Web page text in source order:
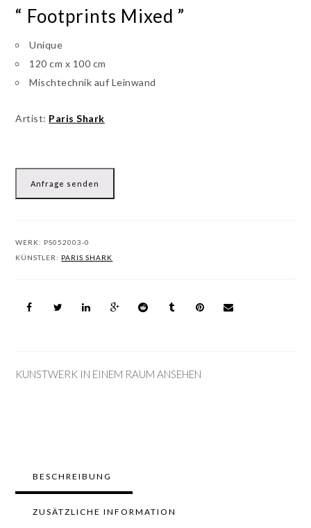
“ Footprints Mixed ”
Unique
120 cm x 100 cm
Mischtechnik auf Leinwand
Artist: Paris Shark
Anfrage senden
WERK: PS052003-0
KÜNSTLER: PARIS SHARK
KUNSTWERK IN EINEM RAUM ANSEHEN
BESCHREIBUNG
ZUSÄTZLICHE INFORMATION